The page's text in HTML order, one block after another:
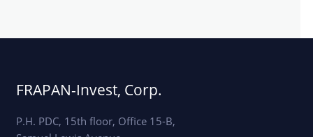
FRAPAN-Invest, Corp.
P.H. PDC, 15th floor, Office 15-B,